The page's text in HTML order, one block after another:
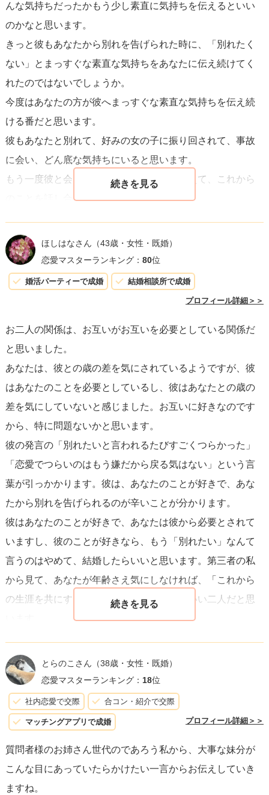
う。
2. 元彼としっかりと話し合う：あなたの感情、彼の行動が
あなたに与える影響、そして二人の関係の今後について。
この時、お互いの本音を正直に出し合うことが不可欠で
す。
3. 境界線を設ける ：もしあなたが距離を置く必要があるな
ら、その旨を元彼に伝え、連絡を控えるよう求めましょ
う。健康的な境界線は、双方にとって利益となります。
4.プロの助けを借りる：心情的に葛藤がある場合や、自己
解決が難しいと感じる場合は、カウンセリングや心理療法
を受けることも一つの手です。
どんな選択をするにせよ、自分自身を第一に考え、自己愛
幸福をもたらすものであるべきです。あなた自身の心が求
める方向に、勇気を持って一歩踏み出しましょう。
んな気持ちだったかもう少し素直に気持ちを伝えるといい
のかなと思います。
きっと彼もあなたから別れを告げられた時に、「別れたく
ない」とまっすぐな素直な気持ちをあなたに伝え続けてく
れたのではないでしょうか。
今度はあなたの方が彼へまっすぐな素直な気持ちを伝え続
ける番だと思います。
彼もあなたと別れて、好みの女の子に振り回されて、事故
に会い、どん底な気持ちにいると思います。
もう一度彼と会って、あなたの気持ちを伝えて、これから
のことを話し合ってみてください。
持ちがあれば「私はそれでもあなたが好きで、一緒にいた
いと思っている。」と伝えてみてください。
きっと彼にもあなたの想いが伝わると思います。
ほしはなさん （43歳・女性・既婚）
恋愛マスターランキング： 80位
婚活パーティーで成婚 結婚相談所で成婚
プロフィール詳細＞＞
お二人の関係は、お互いがお互いを必要としている関係だ
と思いました。
あなたは、彼との歳の差を気にされているようですが、彼
はあなたのことを必要としているし、彼はあなたとの歳の
差を気にしていないと感じました。お互いに好きなのです
から、特に問題ないかと思います。
彼の発言の「別れたいと言われるたびすごくつらかった」
「恋愛でつらいのはもう嫌だから戻る気はない」という言
葉が引っかかります。彼は、あなたのことが好きで、あな
たから別れを告げられるのが辛いことが分かります。
彼はあなたのことが好きで、あなたは彼から必要とされて
いますし、彼のことが好きなら、もう「別れたい」なんて
言うのはやめて、結婚したらいいと思います。第三者の私
から見て、あなたが年齢さえ気にしなければ、「これから
の生涯を共にする結婚」が一番おさまりがいい二人だと思
とらのこさん （38歳・女性・既婚）
恋愛マスターランキング： 18位
社内恋愛で交際 合コン・紹介で交際
マッチングアプリで成婚 プロフィール詳細＞＞
質問者様のお姉さん世代のであろう私から、大事な妹分が
こんな目にあっていたらかけたい一言からお伝えしていき
ますね。